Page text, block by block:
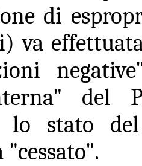
di
va
del
lo stato